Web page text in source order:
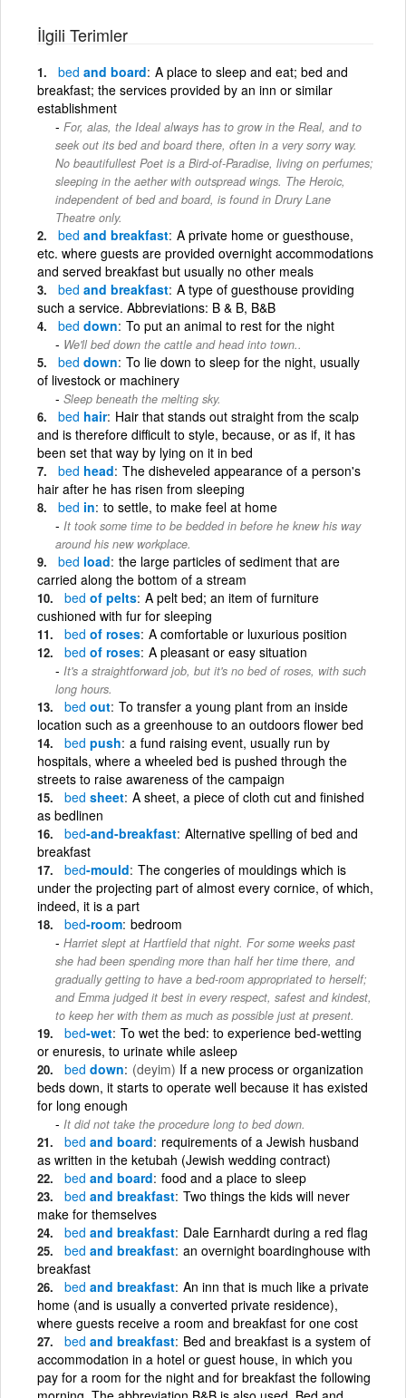
İlgili Terimler
bed and board A place to sleep and eat; bed and
breakfast; the services provided by an inn or similar
establishment
For, alas, the Ideal always has to grow in the Real, and to
seek out its bed and board there, often in a very sorry way.
No beautifullest Poet is a Bird-of-Paradise, living on perfumes;
sleeping in the aether with outspread wings. The Heroic,
independent of bed and board, is found in Drury Lane
Theatre only.
bed and breakfast A private home or guesthouse,
etc. where guests are provided overnight accommodations
and served breakfast but usually no other meals
bed and breakfast A type of guesthouse providing
such a service. Abbreviations: B & B, B&B
bed down To put an animal to rest for the night
We'll bed down the cattle and head into town..
bed down To lie down to sleep for the night, usually
of livestock or machinery
Sleep beneath the melting sky.
bed hair Hair that stands out straight from the scalp
and is therefore difficult to style, because, or as if, it has
been set that way by lying on it in bed
bed head The disheveled appearance of a person's
hair after he has risen from sleeping
bed in to settle, to make feel at home
It took some time to be bedded in before he knew his way
around his new workplace.
bed load the large particles of sediment that are
carried along the bottom of a stream
bed of pelts A pelt bed; an item of furniture
cushioned with fur for sleeping
bed of roses A comfortable or luxurious position
bed of roses A pleasant or easy situation
It's a straightforward job, but it's no bed of roses, with such
long hours.
bed out To transfer a young plant from an inside
location such as a greenhouse to an outdoors flower bed
bed push a fund raising event, usually run by
hospitals, where a wheeled bed is pushed through the
streets to raise awareness of the campaign
bed sheet A sheet, a piece of cloth cut and finished
as bedlinen
bed-and-breakfast Alternative spelling of bed and
breakfast
bed-mould The congeries of mouldings which is
under the projecting part of almost every cornice, of which,
indeed, it is a part
bed-room bedroom
Harriet slept at Hartfield that night. For some weeks past
she had been spending more than half her time there, and
gradually getting to have a bed-room appropriated to herself;
and Emma judged it best in every respect, safest and kindest,
to keep her with them as much as possible just at present.
bed-wet To wet the bed: to experience bed-wetting
or enuresis, to urinate while asleep
bed down (deyim) If a new process or organization
beds down, it starts to operate well because it has existed
for long enough
It did not take the procedure long to bed down.
bed and board requirements of a Jewish husband
as written in the ketubah (Jewish wedding contract)
bed and board food and a place to sleep
bed and breakfast Two things the kids will never
make for themselves
bed and breakfast Dale Earnhardt during a red flag
bed and breakfast an overnight boardinghouse with
breakfast
bed and breakfast An inn that is much like a private
home (and is usually a converted private residence),
where guests receive a room and breakfast for one cost
bed and breakfast Bed and breakfast is a system of
accommodation in a hotel or guest house, in which you
pay for a room for the night and for breakfast the following